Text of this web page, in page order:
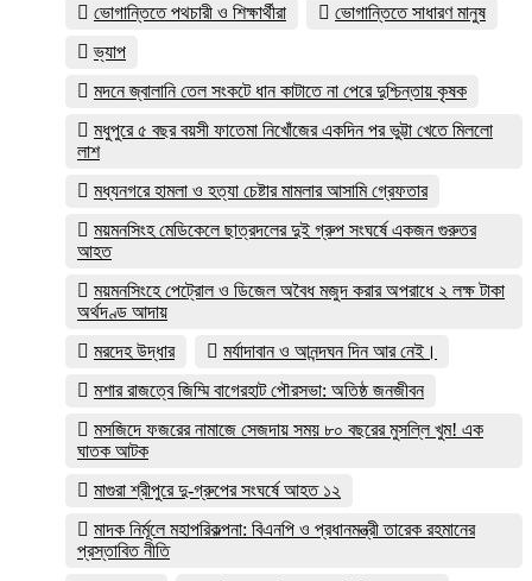
ভোগান্তিতে পথচারী ও শিক্ষার্থীরা
ভোগান্তিতে সাধারণ মানুষ
ভ্যাপ
মদনে জ্বালানি তেল সংকটে ধান কাটাতে না পেরে দুশ্চিন্তায় কৃষক
মধুপুরে ৫ বছর বয়সী ফাতেমা নিখোঁজের একদিন পর ভুট্টা খেতে মিললো
লাশ
মধ্যনগরে হামলা ও হত্যা চেষ্টার মামলার আসামি গ্রেফতার
ময়মনসিংহ মেডিকেলে ছাত্রদলের দুই গ্রুপ সংঘর্ষে একজন গুরুতর
আহত
ময়মনসিংহে পেট্রোল ও ডিজেল অবৈধ মজুদ করার অপরাধে ২ লক্ষ টাকা
অর্থদণ্ড আদায়
মরদেহ উদ্ধার
মর্যাদাবান ও আনন্দঘন দিন আর নেই।
মশার রাজত্বে জিম্মি বাগেরহাট পৌরসভা: অতিষ্ঠ জনজীবন
মসজিদে ফজরের নামাজে সেজদায় সময় ৮০ বছরের মুসল্লি খুম! এক
ঘাতক আটক
মাগুরা শ্রীপুরে দু-গ্রুপের সংঘর্ষে আহত ১২
মাদক নির্মূলে মহাপরিকল্পনা: বিএনপি ও প্রধানমন্ত্রী তারেক রহমানের
প্রস্তাবিত নীতি